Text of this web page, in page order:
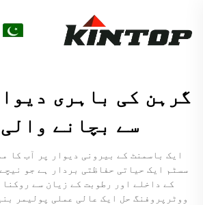
گرہن کی باہری
سے بچانے
ایک باسمنٹ کے بیرونی دیوار پر آب کا
سسٹم ایک حیاتی حفاظتی بردار ہے جو
کے داخلے اور رطوبت کے زیان سے روکنا
ووٹرپروفنگ حل ایک عالی عملی پولیمر